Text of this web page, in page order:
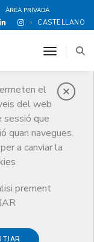
ÀREA PRIVADA
CASTELLANO
el
del web
sessió que
quan navegues.
a canviar la
prement
toggle